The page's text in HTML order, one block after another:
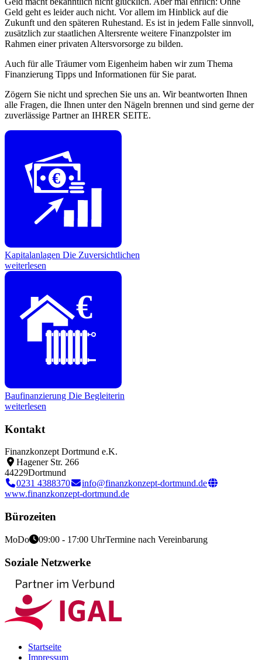
Geld geht es leider auch nicht. Vor allem im Hinblick auf die
Zukunft und den späteren Ruhestand. Es ist in jedem Falle sinnvoll,
zusätzlich zur staatlichen Altersrente weitere Finanzpolster im
Rahmen einer privaten Altersvorsorge zu bilden.
Auch für alle Träumer vom Eigenheim haben wir zum Thema
Finanzierung Tipps und Informationen für Sie parat.
Zögern Sie nicht und sprechen Sie uns an. Wir beantworten Ihnen
alle Fragen, die Ihnen unter den Nägeln brennen und sind gerne der
zuverlässige Partner an IHRER SEITE.
€
Kapitalanlagen Die Zuversichtlichen
weiterlesen
€
Baufinanzierung Die Begleiterin
weiterlesen
Kontakt
Finanzkonzept Dortmund e.K.
Hagener Str. 266
44229Dortmund
0231 4388370
info@finanzkonzept-dortmund.de
www.finanzkonzept-dortmund.de
Bürozeiten
MoDo 09:00 - 17:00 UhrTermine nach Vereinbarung
Soziale Netzwerke
Startseite
Impressum